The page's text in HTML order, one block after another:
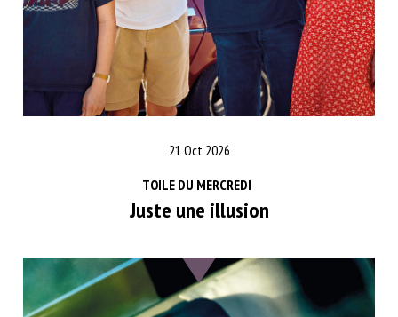
21 Oct 2026
TOILE DU MERCREDI
Juste une illusion